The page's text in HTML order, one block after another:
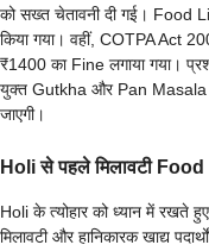
को सख्त चेतावनी दी गई। Food
किया गया। वहीं, COTPA Act
₹1400 का Fine लगाया गया।
युक्त Gutkha और Pan Masala
जाएगी।
Holi से पहले मिलावटी
Holi के त्योहार को ध्यान में रखते
मिलावटी और हानिकारक खाद्य